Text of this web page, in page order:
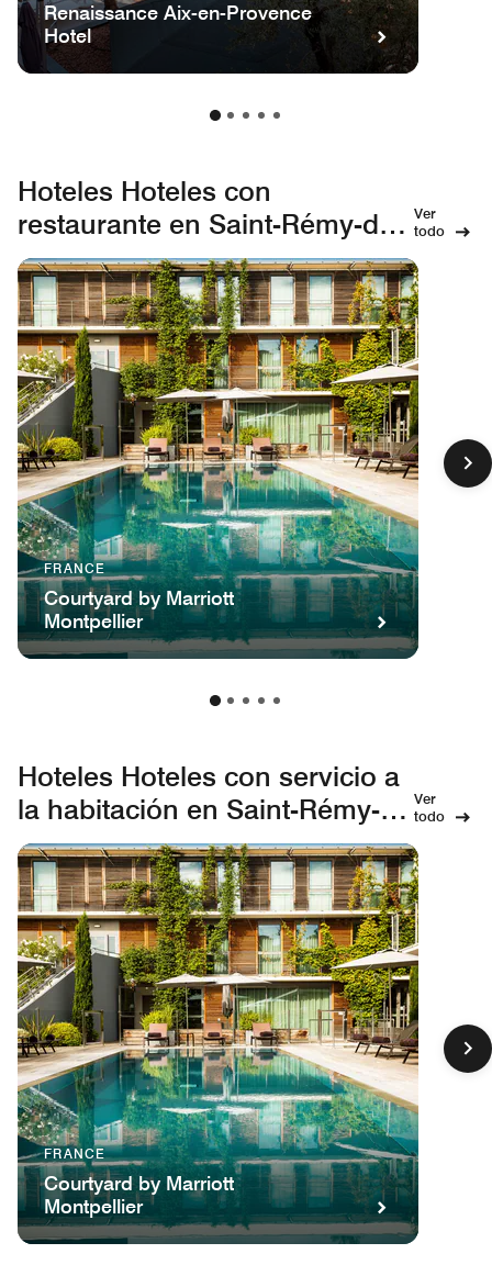
Renaissance Aix-en-Provence
Hotel
Hoteles Hoteles con
restaurante en Saint-Rémy-de-
Provence
Ver
todo
FRANCE
Courtyard by Marriott
Montpellier
Hoteles Hoteles con servicio a
la habitación en Saint-Rémy-
de-Provence
Ver
todo
FRANCE
Courtyard by Marriott
Montpellier